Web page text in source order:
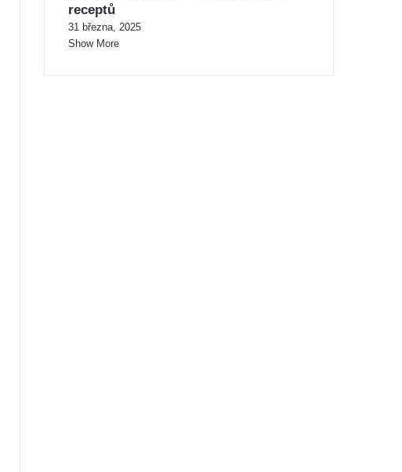
receptů
31 března, 2025
Show More